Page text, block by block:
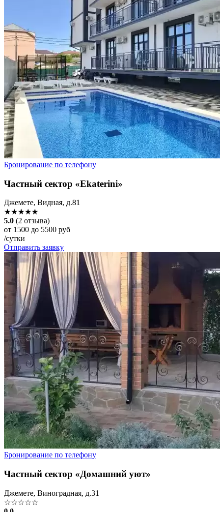
Бронирование по телефону
Частный сектор «Ekaterini»
Джемете, Видная, д.81
★★★★★
5.0 (2 отзыва)
от 1500 до 5500 руб
/сутки
Отправить заявку
Бронирование по телефону
Частный сектор «Домашний уют»
Джемете, Виноградная, д.31
☆☆☆☆☆